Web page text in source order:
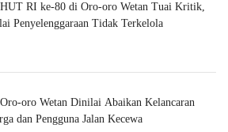
RI ke-80 di Oro-oro Wetan Tuai Kritik,
Penyelenggaraan Tidak Terkelola
oro Wetan Dinilai Abaikan Kelancaran
dan Pengguna Jalan Kecewa